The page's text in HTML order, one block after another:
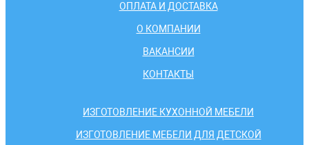
ОПЛАТА И ДОСТАВКА
О КОМПАНИИ
ВАКАНСИИ
КОНТАКТЫ
ИЗГОТОВЛЕНИЕ КУХОННОЙ МЕБЕЛИ
ИЗГОТОВЛЕНИЕ МЕБЕЛИ ДЛЯ ДЕТСКОЙ